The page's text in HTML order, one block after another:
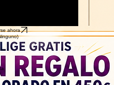
ahora